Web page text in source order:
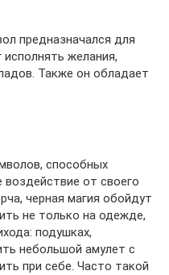
предназначался для
желания,
Также он обладает
способных
от своего
черная магия обойдут
не только на одежде,
подушках,
небольшой амулет с
при себе. Часто такой